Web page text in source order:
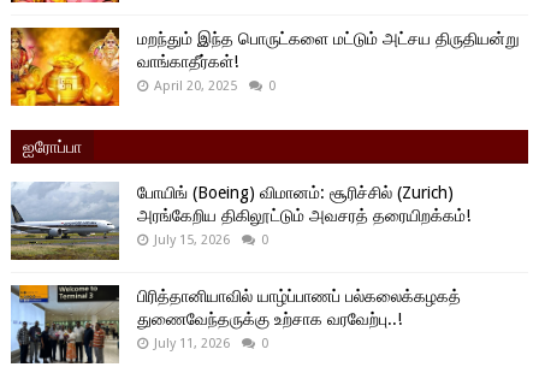
மறந்தும் இந்த பொருட்களை மட்டும் அட்சய திருதியன்று
வாங்காதீர்கள்!
April 20, 2025 0
ஐரோப்பா
போயிங் (Boeing) விமானம்: சூரிச்சில் (Zurich)
அரங்கேறிய திகிலூட்டும் அவசரத் தரையிறக்கம்!
July 15, 2026 0
பிரித்தானியாவில் யாழ்ப்பாணப் பல்கலைக்கழகத்
துணைவேந்தருக்கு உற்சாக வரவேற்பு..!
July 11, 2026 0